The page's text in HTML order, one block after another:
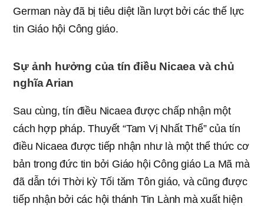
German này đã bị tiêu diệt lần lượt bởi các thế lực
tin Giáo hội Công giáo.
Sự ảnh hưởng của tín điều Nicaea và chủ
nghĩa Arian
Sau cùng, tín điều Nicaea được chấp nhận một
cách hợp pháp. Thuyết “Tam Vị Nhất Thể” của tín
điều Nicaea được tiếp nhận như là một thể thức cơ
bản trong đức tin bởi Giáo hội Công giáo La Mã mà
đã dẫn tới Thời kỳ Tối tăm Tôn giáo, và cũng được
tiếp nhận bởi các hội thánh Tin Lành mà xuất hiện